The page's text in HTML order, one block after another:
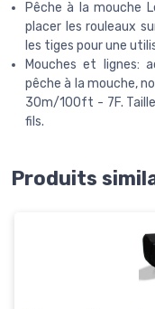
Pêche à la mouche
placer les rouleaux
les tiges pour une
Mouches et lignes:
pêche à la mouche,
30m/100ft - 7F.
fils.
Produits